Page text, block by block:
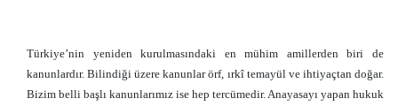
Türkiye’nin yeniden kurulmasındaki en mühim amillerden biri de
kanunlardır. Bilindiği üzere kanunlar örf, ırkî temayül ve ihtiyaçtan doğar.
Bizim belli başlı kanunlarımız ise hep tercümedir. Anayasayı yapan hukuk